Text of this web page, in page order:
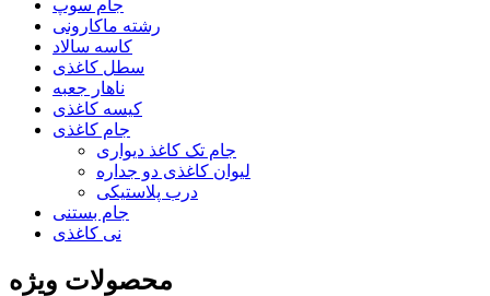
جام سوپ
رشته ماکارونی
کاسه سالاد
سطل کاغذی
ناهار جعبه
کیسه کاغذی
جام کاغذی
جام تک کاغذ دیواری
لیوان کاغذی دو جداره
درب پلاستیکی
جام بستنی
نی کاغذی
محصولات ویژه